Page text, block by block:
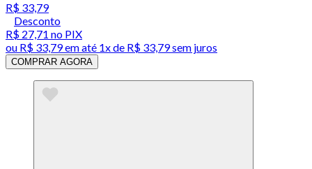
R$ 33,79
Desconto
R$ 27,71 no PIX
ou R$ 33,79em até 1x de R$ 33,79sem juros
COMPRAR AGORA